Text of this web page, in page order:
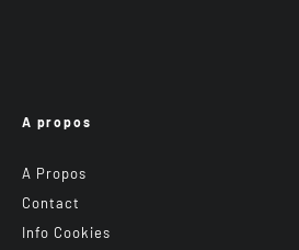
A propos
A Propos
Contact
Info Cookies